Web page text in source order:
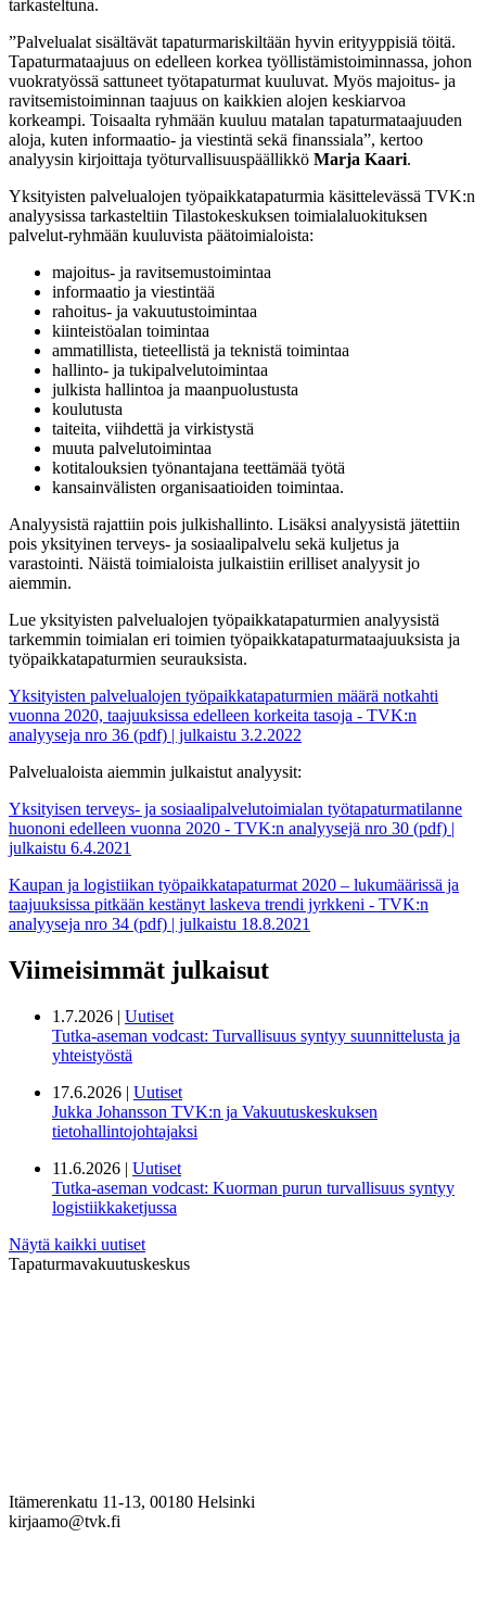
tarkasteltuna.
”Palvelualat sisältävät tapaturmariskiltään hyvin erityyppisiä töitä.
Tapaturmataajuus on edelleen korkea työllistämistoiminnassa, johon
vuokratyössä sattuneet työtapaturmat kuuluvat. Myös majoitus- ja
ravitsemistoiminnan taajuus on kaikkien alojen keskiarvoa
korkeampi. Toisaalta ryhmään kuuluu matalan tapaturmataajuuden
aloja, kuten informaatio- ja viestintä sekä finanssiala”, kertoo
analyysin kirjoittaja työturvallisuuspäällikkö Marja Kaari.
Yksityisten palvelualojen työpaikkatapaturmia käsittelevässä TVK:n
analyysissa tarkasteltiin Tilastokeskuksen toimialaluokituksen
palvelut-ryhmään kuuluvista päätoimialoista:
majoitus- ja ravitsemustoimintaa
informaatio ja viestintää
rahoitus- ja vakuutustoimintaa
kiinteistöalan toimintaa
ammatillista, tieteellistä ja teknistä toimintaa
hallinto- ja tukipalvelutoimintaa
julkista hallintoa ja maanpuolustusta
koulutusta
taiteita, viihdettä ja virkistystä
muuta palvelutoimintaa
kotitalouksien työnantajana teettämää työtä
kansainvälisten organisaatioiden toimintaa.
Analyysistä rajattiin pois julkishallinto. Lisäksi analyysistä jätettiin
pois yksityinen terveys- ja sosiaalipalvelu sekä kuljetus ja
varastointi. Näistä toimialoista julkaistiin erilliset analyysit jo
aiemmin.
Lue yksityisten palvelualojen työpaikkatapaturmien analyysistä
tarkemmin toimialan eri toimien työpaikkatapaturmataajuuksista ja
työpaikkatapaturmien seurauksista.
Yksityisten palvelualojen työpaikkatapaturmien määrä notkahti
vuonna 2020, taajuuksissa edelleen korkeita tasoja - TVK:n
analyyseja nro 36 (pdf) | julkaistu 3.2.2022
Palvelualoista aiemmin julkaistut analyysit:
Yksityisen terveys- ja sosiaalipalvelutoimialan työtapaturmatilanne
huononi edelleen vuonna 2020 - TVK:n analyysejä nro 30 (pdf) |
julkaistu 6.4.2021
Kaupan ja logistiikan työpaikkatapaturmat 2020 – lukumäärissä ja
taajuuksissa pitkään kestänyt laskeva trendi jyrkkeni - TVK:n
analyyseja nro 34 (pdf) | julkaistu 18.8.2021
Viimeisimmät julkaisut
1.7.2026 | Uutiset
Tutka-aseman vodcast: Turvallisuus syntyy suunnittelusta ja
yhteistyöstä
17.6.2026 | Uutiset
Jukka Johansson TVK:n ja Vakuutuskeskuksen
tietohallintojohtajaksi
11.6.2026 | Uutiset
Tutka-aseman vodcast: Kuorman purun turvallisuus syntyy
logistiikkaketjussa
Näytä kaikki uutiset
Tapaturmavakuutuskeskus
Itämerenkatu 11-13, 00180 Helsinki
kirjaamo@tvk.fi